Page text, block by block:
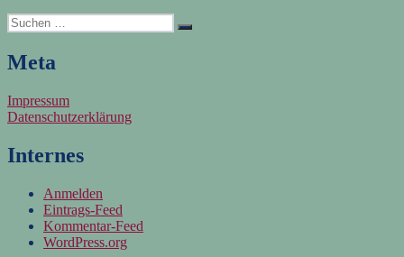
Suchen
nach:
Suchen
Meta
Impressum
Datenschutzerklärung
Internes
Anmelden
Eintrags-Feed
Kommentar-Feed
WordPress.org